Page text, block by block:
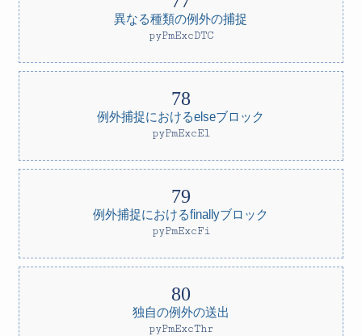
異なる種類の例外の捕捉
pyPmExcDTC
例外捕捉におけるelseブロック
pyPmExcEl
例外捕捉におけるfinallyブロック
pyPmExcFi
独自の例外の送出
pyPmExcThr